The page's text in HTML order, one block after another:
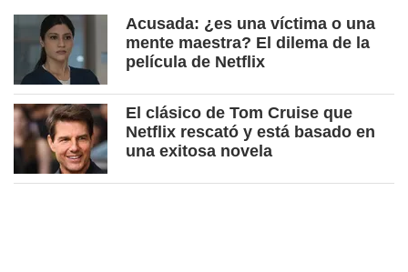
Acusada: ¿es una víctima o una
mente maestra? El dilema de la
película de Netflix
El clásico de Tom Cruise que
Netflix rescató y está basado en
una exitosa novela